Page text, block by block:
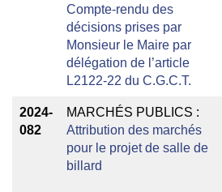
Compte-rendu des
décisions prises par
Monsieur le Maire par
délégation de l’article
L2122-22 du C.G.C.T.
2024-
082
MARCHÉS PUBLICS :
Attribution des marchés
pour le projet de salle de
billard